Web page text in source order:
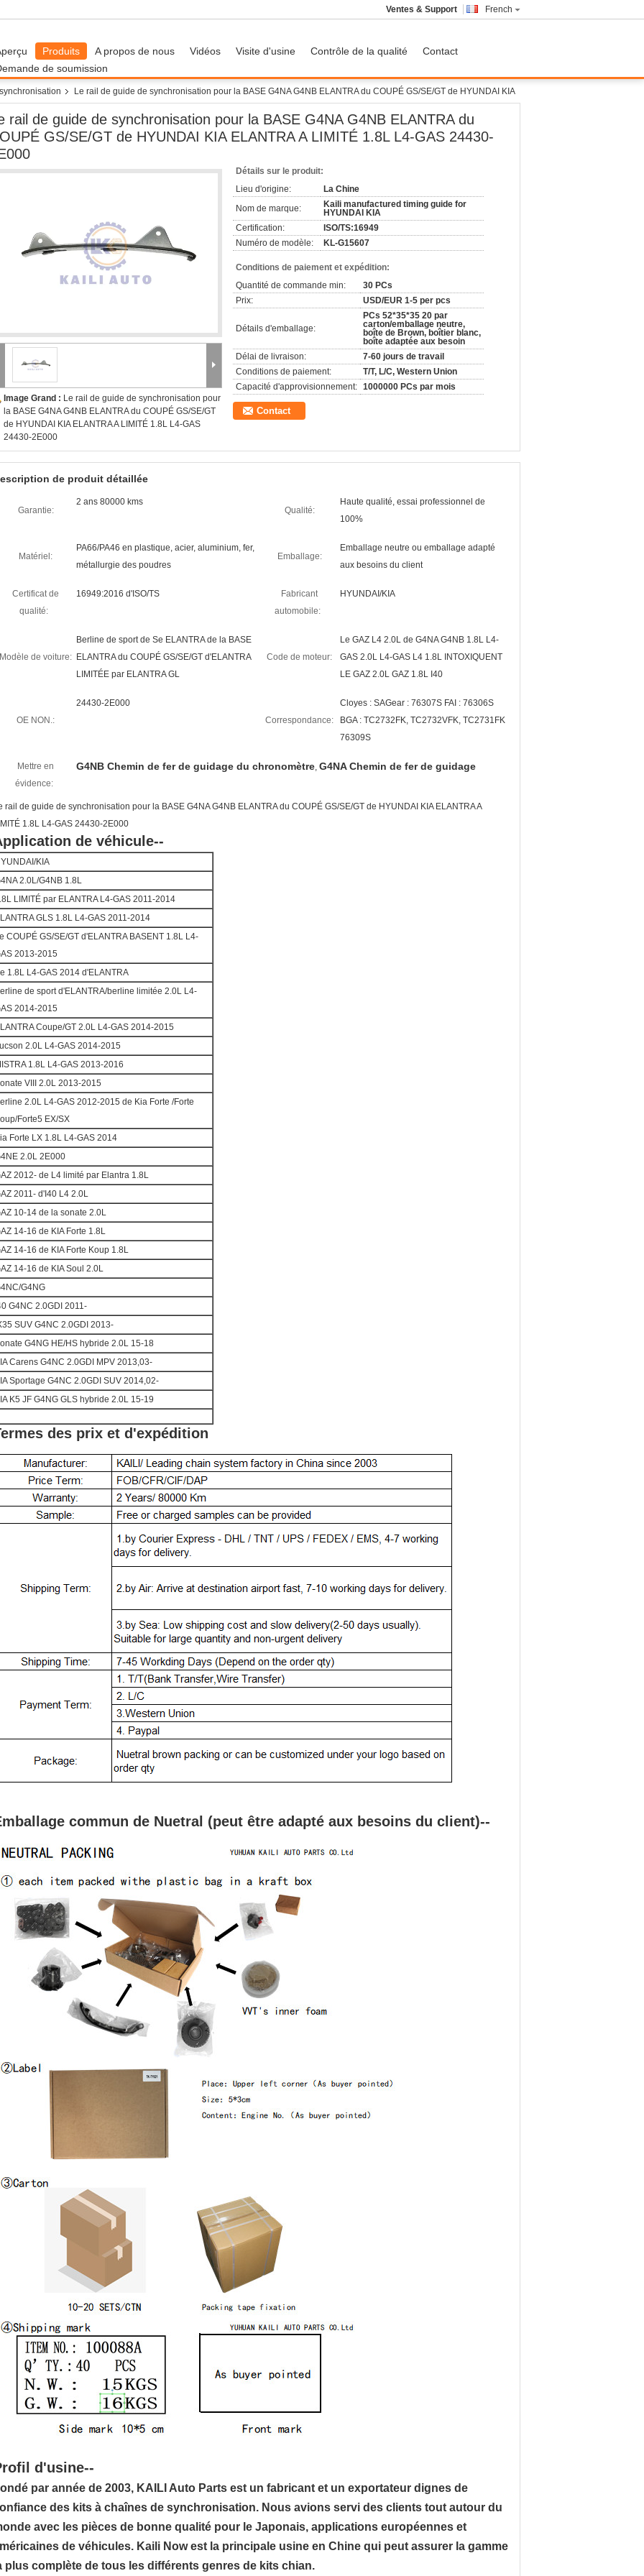
French
Ventes & Support
Produits A propos de nous Vidéos Visite d'usine Contrôle de la qualité
Contact
de soumission
Le rail de guide de synchronisation pour la BASE G4NA G4NB ELANTRA du COUPÉ GS/SE/GT de HYUNDAI KIA
rail de guide de synchronisation pour la BASE G4NA G4NB ELANTRA du
GS/SE/GT de HYUNDAI KIA ELANTRA A LIMITÉ 1.8L L4-GAS 24430-
Image Grand : Le rail de guide de synchronisation pour
la BASE G4NA G4NB ELANTRA du COUPÉ GS/SE/GT
de HYUNDAI KIA ELANTRA A LIMITÉ 1.8L L4-GAS
24430-2E000
Détails sur le produit:
Lieu d'origine:
La Chine
Nom de marque:
Kaili manufactured timing guide for
HYUNDAI KIA
Certification:
ISO/TS:16949
Numéro de modèle:
KL-G15607
Conditions de paiement et expédition:
Quantité de commande min:
30 PCs
Prix:
USD/EUR 1-5 per pcs
Détails d'emballage:
PCs 52*35*35 20 par
carton/emballage neutre,
boîte de Brown, boîtier blanc,
boîte adaptée aux besoin
Délai de livraison:
7-60 jours de travail
Conditions de paiement:
T/T, L/C, Western Union
Capacité d'approvisionnement: 1000000 PCs par mois
Contact
de produit détaillée
Garantie:
2 ans 80000 kms
Qualité:
Haute qualité, essai professionnel de
100%
Matériel:
PA66/PA46 en plastique, acier, aluminium, fer,
métallurgie des poudres
Emballage:
Emballage neutre ou emballage adapté
aux besoins du client
Certificat de
qualité:
16949:2016 d'ISO/TS
Fabricant
automobile:
HYUNDAI/KIA
Modèle de voiture:
Berline de sport de Se ELANTRA de la BASE
ELANTRA du COUPÉ GS/SE/GT d'ELANTRA
LIMITÉE par ELANTRA GL
Code de moteur:
Le GAZ L4 2.0L de G4NA G4NB 1.8L L4-
GAS 2.0L L4-GAS L4 1.8L INTOXIQUENT
LE GAZ 2.0L GAZ 1.8L I40
OE NON.:
24430-2E000
Correspondance:
Cloyes : SAGear : 76307S FAI : 76306S
BGA : TC2732FK, TC2732VFK, TC2731FK
76309S
Mettre en
évidence:
G4NB Chemin de fer de guidage du chronomètre, G4NA Chemin de fer de guidage
rail de guide de synchronisation pour la BASE G4NA G4NB ELANTRA du COUPÉ GS/SE/GT de HYUNDAI KIA ELANTRA A
1.8L L4-GAS 24430-2E000
de véhicule--
KIA
2.0L/G4NB 1.8L
LIMITÉ par ELANTRA L4-GAS 2011-2014
GLS 1.8L L4-GAS 2011-2014
COUPÉ GS/SE/GT d'ELANTRA BASENT 1.8L L4-
2013-2015
1.8L L4-GAS 2014 d'ELANTRA
de sport d'ELANTRA/berline limitée 2.0L L4-
2014-2015
Coupe/GT 2.0L L4-GAS 2014-2015
2.0L L4-GAS 2014-2015
1.8L L4-GAS 2013-2016
VIII 2.0L 2013-2015
2.0L L4-GAS 2012-2015 de Kia Forte /Forte
Forte5 EX/SX
Forte LX 1.8L L4-GAS 2014
2.0L 2E000
2012- de L4 limité par Elantra 1.8L
2011- d'I40 L4 2.0L
10-14 de la sonate 2.0L
14-16 de KIA Forte 1.8L
14-16 de KIA Forte Koup 1.8L
14-16 de KIA Soul 2.0L
G4NG
G4NC 2.0GDI 2011-
SUV G4NC 2.0GDI 2013-
G4NG HE/HS hybride 2.0L 15-18
Carens G4NC 2.0GDI MPV 2013,03-
Sportage G4NC 2.0GDI SUV 2014,02-
K5 JF G4NG GLS hybride 2.0L 15-19
des prix et d'expédition
commun de Nuetral (peut être adapté aux besoins du client)--
d'usine--
par année de 2003, KAILI Auto Parts est un fabricant et un exportateur dignes de
des kits à chaînes de synchronisation. Nous avions servi des clients tout autour du
avec les pièces de bonne qualité pour le Japonais, applications européennes et
de véhicules. Kaili Now est la principale usine en Chine qui peut assurer la gamme
plus complète de tous les différents genres de kits chian.